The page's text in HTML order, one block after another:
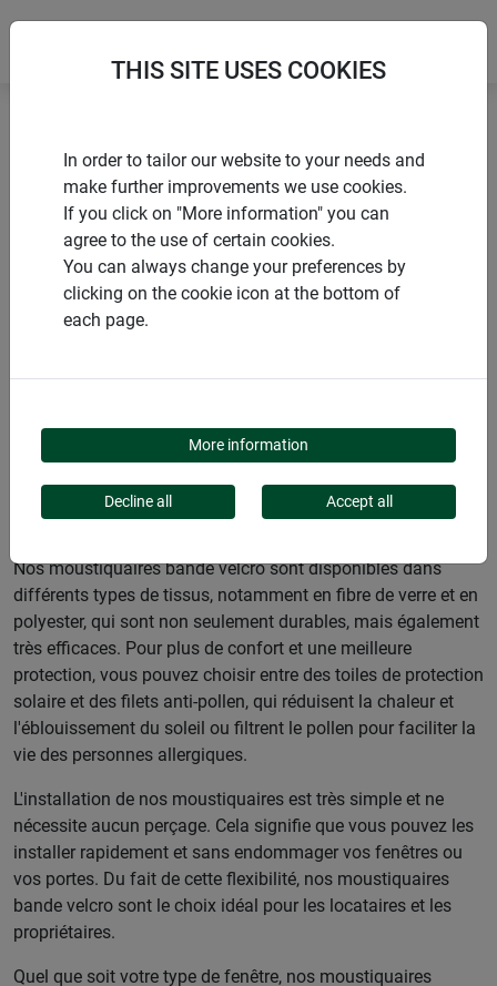
Accueil
Produits de Windhager Home & Garden
Moustiquaire
Fenêtres Moustiquaires
CATÉGORIE DE PRODUITS
MOUSTIQUAIRES
simple et économique pour profiter de l'air frais sans laisser
entrer les insectes indésirables.
Nos moustiquaires bande velcro sont disponibles dans
différents types de tissus, notamment en fibre de verre et en
polyester, qui sont non seulement durables, mais également
très efficaces. Pour plus de confort et une meilleure
protection, vous pouvez choisir entre des toiles de protection
solaire et des filets anti-pollen, qui réduisent la chaleur et
l'éblouissement du soleil ou filtrent le pollen pour faciliter la
vie des personnes allergiques.
L'installation de nos moustiquaires est très simple et ne
nécessite aucun perçage. Cela signifie que vous pouvez les
installer rapidement et sans endommager vos fenêtres ou
vos portes. Du fait de cette flexibilité, nos moustiquaires
bande velcro sont le choix idéal pour les locataires et les
propriétaires.
Quel que soit votre type de fenêtre, nos moustiquaires
THIS SITE USES COOKIES
In order to tailor our website to your needs and
make further improvements we use cookies.
If you click on "More information" you can
agree to the use of certain cookies.
You can always change your preferences by
clicking on the cookie icon at the bottom of
each page.
More information
Decline all Accept all